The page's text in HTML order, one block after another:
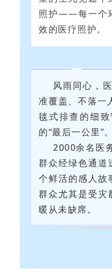
照护——每一个
效的医疗照护。
风雨同心，
准覆盖、不落一
毯式排查的细
的“最后一公里”
2000余名医
群众经绿色通
个鲜活的感人故
群众尤其是受灾
暖从未缺席。